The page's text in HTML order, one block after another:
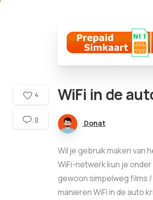
WiFi in de
Donat
Wil je gebruik maken van
WiFi-netwerk kun je
gewoon simpelweg films
manieren WiFi in de auto
4
0